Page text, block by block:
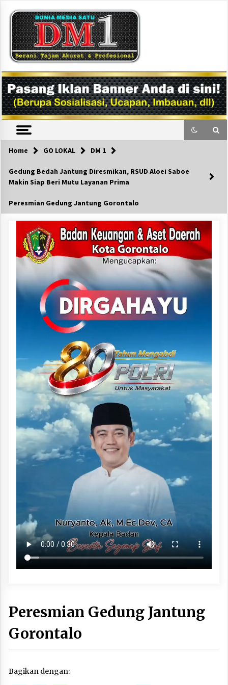
content
DM1
Home GO LOKAL DM 1
Gedung Bedah Jantung Diresmikan, RSUD Aloei Saboe
Makin Siap Beri Mutu Layanan Prima
Peresmian Gedung Jantung Gorontalo
Peresmian Gedung Jantung
Gorontalo
Bagikan dengan: